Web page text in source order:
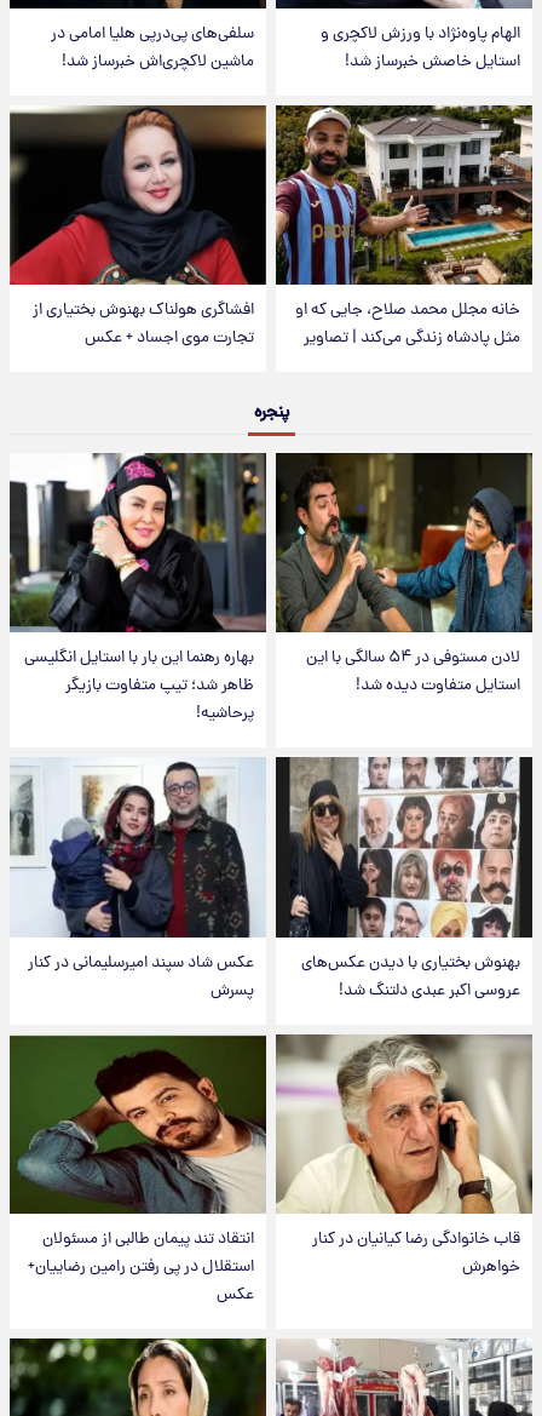
الهام پاوه‌نژاد با ورزش لاکچری و
استایل خاصش خبرساز شد!
سلفی‌های پی‌درپی هلیا امامی در
ماشین لاکچری‌اش خبرساز شد!
خانه مجلل محمد صلاح، جایی که او
مثل پادشاه زندگی می‌کند | تصاویر
افشاگری هولناک بهنوش بختیاری از
تجارت موی اجساد + عکس
پنجره
لادن مستوفی در ۵۴ سالگی با این
استایل متفاوت دیده شد!
بهاره رهنما این بار با استایل انگلیسی
ظاهر شد؛ تیپ متفاوت بازیگر
پرحاشیه!
بهنوش بختیاری با دیدن عکس‌های
عروسی اکبر عبدی دلتنگ شد!
عکس شاد سپند امیرسلیمانی در کنار
پسرش
قاب خانوادگی رضا کیانیان در کنار
خواهرش
انتقاد تند پیمان طالبی از مسئولان
استقلال در پی رفتن رامین رضاییان+
عکس